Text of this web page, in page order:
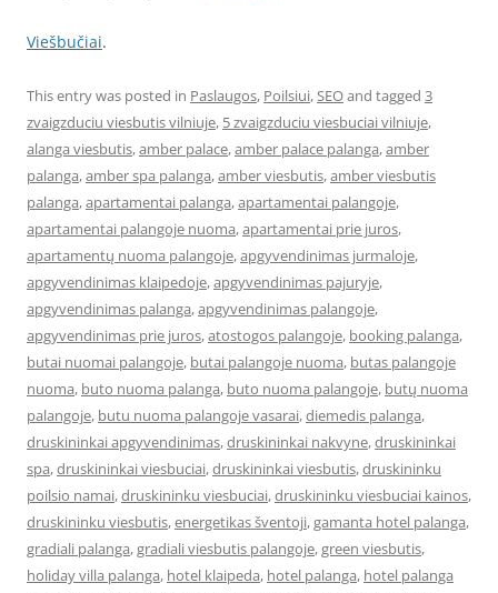
Viešbučiai.
This entry was posted in Paslaugos, Poilsiui,SEOand tagged 3
zvaigzduciu viesbutis vilniuje, 5 zvaigzduciu viesbuciai vilniuje,
alanga viesbutis,amber palace,amber palace palanga,amber
palanga,amber spa palanga,amber viesbutis,amber viesbutis
palanga,apartamentai palanga,apartamentai palangoje,
apartamentai palangoje nuoma,apartamentai prie juros,
apartamentų nuoma palangoje,apgyvendinimas jurmaloje,
apgyvendinimas klaipedoje,apgyvendinimas pajuryje,
apgyvendinimas palanga,apgyvendinimas palangoje,
apgyvendinimas prie juros,atostogos palangoje, booking palanga,
butai nuomai palangoje, butai palangoje nuoma, butas palangoje
nuoma, buto nuoma palanga, buto nuoma palangoje, butų nuoma
palangoje, butu nuoma palangoje vasarai,diemedis palanga,
druskininkai apgyvendinimas,druskininkai nakvyne,druskininkai
spa,druskininkai viesbuciai,druskininkai viesbutis,druskininku
poilsio namai,druskininku viesbuciai,druskininku viesbuciai kainos,
druskininku viesbutis,energetikas šventoji,gamanta hotel palanga,
gradiali palanga,gradiali viesbutis palangoje,green viesbutis,
holiday villa palanga, hotel klaipeda, hotel palanga, hotel palanga